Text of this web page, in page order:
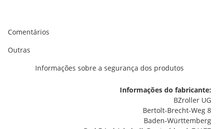
Comentários
Outras
Informações sobre a segurança dos produtos
Informações do fabricante:
BZroller UG
Bertolt-Brecht-Weg 8
Baden-Württemberg